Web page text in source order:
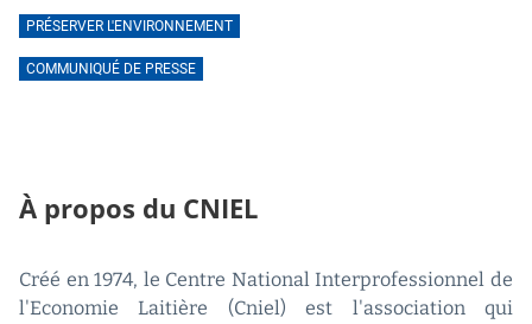
PRÉSERVER L'ENVIRONNEMENT
COMMUNIQUÉ DE PRESSE
À propos du CNIEL
Créé en 1974, le Centre National Interprofessionnel de
l'Economie Laitière (Cniel) est l'association qui